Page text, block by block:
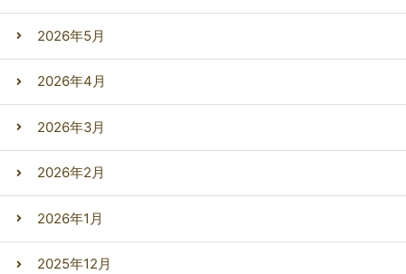
2026年5月
2026年4月
2026年3月
2026年2月
2026年1月
2025年12月